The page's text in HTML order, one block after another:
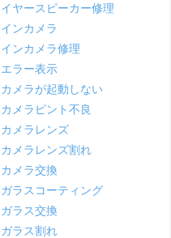
イヤースピーカー修理
インカメラ
インカメラ修理
エラー表示
カメラが起動しない
カメラピント不良
カメラレンズ
カメラレンズ割れ
カメラ交換
ガラスコーティング
ガラス交換
ガラス割れ